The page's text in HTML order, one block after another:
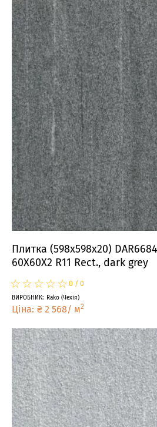
Плитка (598x598x20)
60X60X2 R11 Rect., dark grey
☆
★☆
★☆
★☆
★☆
★ 0 / 0
ВИРОБНИК: Rako (Чехія)
Ціна: ₴ 2 568/ м2